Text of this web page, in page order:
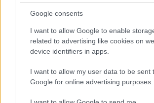
Google consents
I want to allow Google to enable
related to advertising like cookies on
device identifiers in apps.
I want to allow my user data to be sent
Google for online advertising purposes.
azoknak a munkavállalóknak, akik a
bezárása...